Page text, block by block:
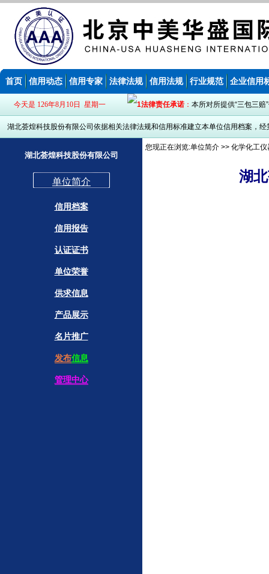
首页 信用动态 信用专家 法律法规 信用法规 行业规范 企业信用
今天是 126年8月10日 星期一 法律责任承诺 ： 本所对所提供“三包三
湖北荟煌科技股份有限公司依据相关法律法规和信用标准建立本单位信用档案，
湖北荟煌科技股份有限公司
单位简介
信用档案
信用报告
认证证书
单位荣誉
供求信息
产品展示
名片推广
发布信息
管理中心
您现正在浏览:单位简介 >> 化学化工
湖